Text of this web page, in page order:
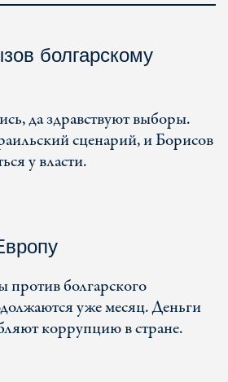
болгарскому
да здравствуют выборы.
сценарий, и Борисов
у власти.
против болгарского
уже месяц. Деньги
коррупцию в стране.